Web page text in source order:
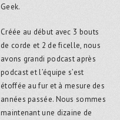
Geek.
Créée au début avec 3 bouts
de corde et 2 de ficelle, nous
avons grandi podcast après
podcast et l’équipe s’est
étoffée au fur et à mesure des
années passée. Nous sommes
maintenant une dizaine de